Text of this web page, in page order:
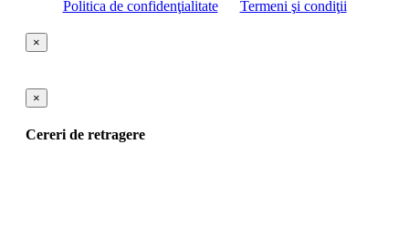
Politica de confidenţialitate Termeni şi condiţii
×
×
Cereri de retragere